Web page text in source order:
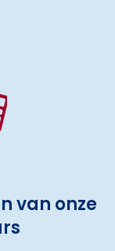
van onze